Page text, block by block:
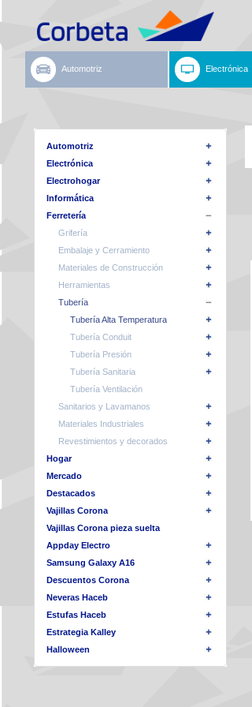
Automotriz Electrónica
Automotriz
Electrónica
Electrohogar
Informática
Ferretería
Grifería
Embalaje y Cerramiento
Materiales de Construcción
Herramientas
Tubería
Tubería Alta Temperatura
Tubería Conduit
Tubería Presión
Tubería Sanitaria
Tubería Ventilación
Sanitarios y Lavamanos
Materiales Industriales
Revestimientos y decorados
Hogar
Mercado
Destacados
Vajillas Corona
Vajillas Corona pieza suelta
Appday Electro
Samsung Galaxy A16
Descuentos Corona
Neveras Haceb
Estufas Haceb
Estrategia Kalley
Halloween